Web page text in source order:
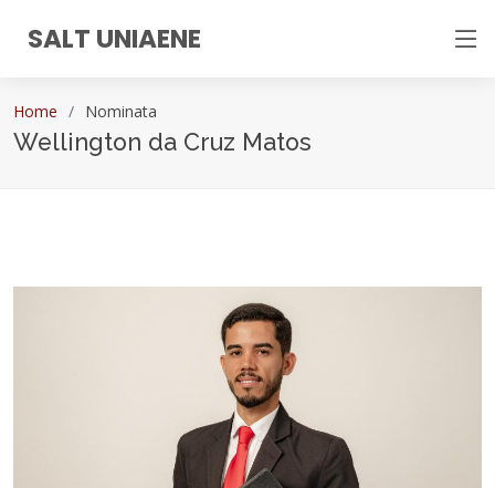
SALT UNIAENE
Home Nominata
Wellington da Cruz Matos